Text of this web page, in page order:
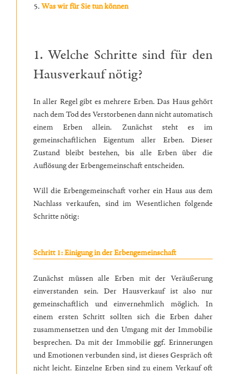
Was wir für Sie tun können
1. Welche Schritte sind für den
Hausverkauf nötig?
In aller Regel gibt es mehrere Erben. Das Haus gehört
nach dem Tod des Verstorbenen dann nicht automatisch
einem Erben allein. Zunächst steht es im
gemeinschaftlichen Eigentum aller Erben. Dieser
Zustand bleibt bestehen, bis alle Erben über die
Auflösung der Erbengemeinschaft entscheiden.
Will die Erbengemeinschaft vorher ein Haus aus dem
Nachlass verkaufen, sind im Wesentlichen folgende
Schritte nötig:
Schritt 1: Einigung in der Erbengemeinschaft
Zunächst müssen alle Erben mit der Veräußerung
einverstanden sein. Der Hausverkauf ist also nur
gemeinschaftlich und einvernehmlich möglich. In
einem ersten Schritt sollten sich die Erben daher
zusammensetzen und den Umgang mit der Immobilie
besprechen. Da mit der Immobilie ggf. Erinnerungen
und Emotionen verbunden sind, ist dieses Gespräch oft
nicht leicht. Einzelne Erben sind zu einem Verkauf oft